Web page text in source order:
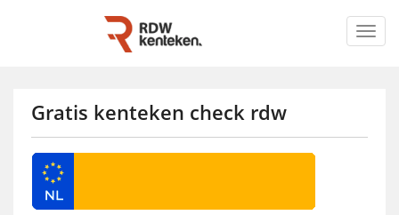
Gratis kenteken check rdw